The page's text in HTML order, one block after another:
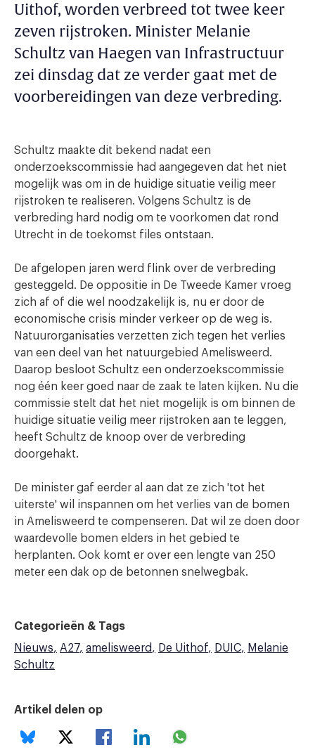
Uithof, worden verbreed tot twee keer
zeven rijstroken. Minister Melanie
Schultz van Haegen van Infrastructuur
zei dinsdag dat ze verder gaat met de
voorbereidingen van deze verbreding.
Schultz maakte dit bekend nadat een
onderzoekscommissie had aangegeven dat het niet
mogelijk was om in de huidige situatie veilig meer
rijstroken te realiseren. Volgens Schultz is de
verbreding hard nodig om te voorkomen dat rond
Utrecht in de toekomst files ontstaan.
De afgelopen jaren werd flink over de verbreding
gesteggeld. De oppositie in De Tweede Kamer vroeg
zich af of die wel noodzakelijk is, nu er door de
economische crisis minder verkeer op de weg is.
Natuurorganisaties verzetten zich tegen het verlies
van een deel van het natuurgebied Amelisweerd.
Daarop besloot Schultz een onderzoekscommissie
nog één keer goed naar de zaak te laten kijken. Nu die
commissie stelt dat het niet mogelijk is om binnen de
huidige situatie veilig meer rijstroken aan te leggen,
heeft Schultz de knoop over de verbreding
doorgehakt.
De minister gaf eerder al aan dat ze zich 'tot het
uiterste' wil inspannen om het verlies van de bomen
in Amelisweerd te compenseren. Dat wil ze doen door
waardevolle bomen elders in het gebied te
herplanten. Ook komt er over een lengte van 250
meter een dak op de betonnen snelwegbak.
Categorieën & Tags
Nieuws
A27 amelisweerd De Uithof DUIC
Melanie
Schultz
Artikel delen op